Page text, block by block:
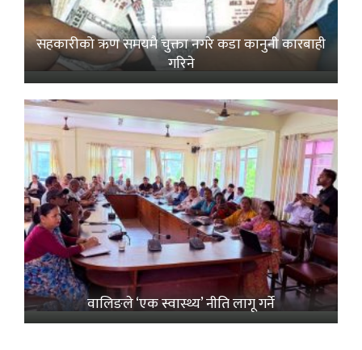
सहकारीको ऋण समयमै चुक्ता नगरे कडा कानुनी कारबाही
गरिने
वालिङले ‘एक स्वास्थ्य’ नीति लागू गर्ने